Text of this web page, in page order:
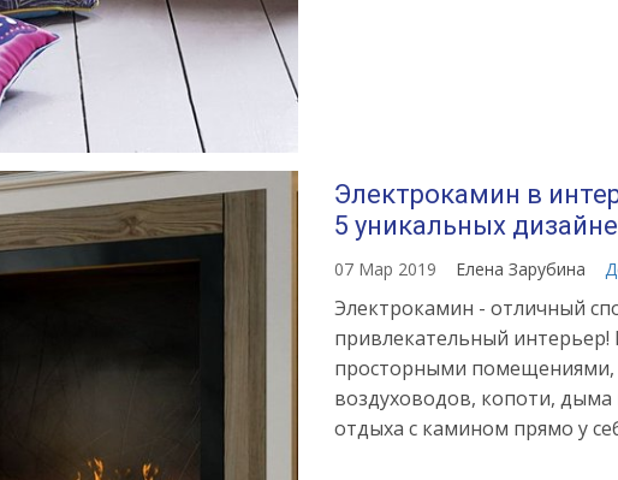
Электрокамин в
5 уникальных
07 Мар 2019 Елена Зарубина
Электрокамин - отличный
привлекательный интерьер!
просторными помещениями,
воздуховодов, копоти,
отдыха с камином прямо у